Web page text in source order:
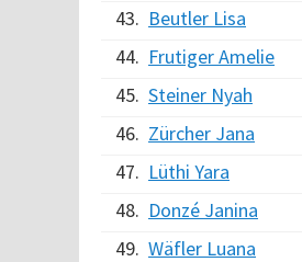
43. Beutler Lisa
44. Frutiger Amelie
45. Steiner Nyah
46. Zürcher Jana
47. Lüthi Yara
48. Donzé Janina
49. Wäfler Luana